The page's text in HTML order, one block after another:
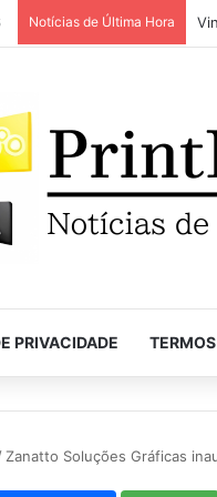
Notícias de Última Hora
PRIVACIDADE
Zanatto Soluções Gráficas